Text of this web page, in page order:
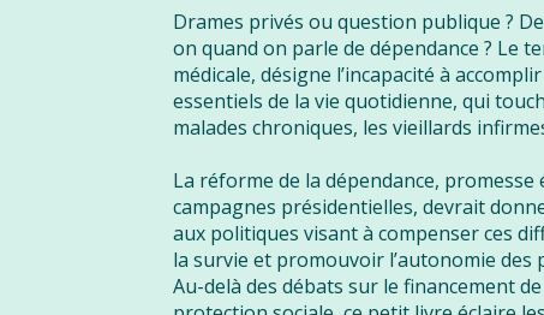
Drames privés ou question publique ?
on quand on parle de dépendance ? Le
médicale, désigne l’incapacité à
essentiels de la vie quotidienne, qui
malades chroniques, les vieillards
La réforme de la dépendance,
campagnes présidentielles, devrait
aux politiques visant à compenser ces
la survie et promouvoir l’autonomie des
Au-delà des débats sur le financement